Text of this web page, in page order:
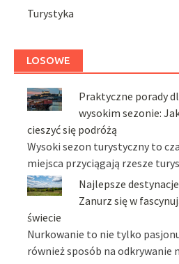
Turystyka
LOSOWE
Praktyczne porady
wysokim sezonie:
cieszyć się podróżą
Wysoki sezon turystyczny to
miejsca przyciągają rzesze
Najlepsze
Zanurz się w
świecie
Nurkowanie to nie tylko
również sposób na odkrywanie